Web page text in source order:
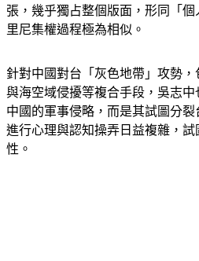
里尼集權過程極為相似。
與海空域侵擾等複合手段，吳志
中國的軍事侵略，而是其試圖分
進行心理與認知操弄日益複雜，
性。